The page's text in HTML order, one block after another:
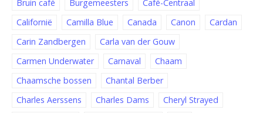
Bruin café
Burgemeesters
Café-Centraal
Californië
Camilla Blue Canada Canon
Cardan
Carin Zandbergen
Carla van der Gouw
Carmen Underwater
Carnaval
Chaam
Chaamsche bossen
Chantal Berber
Charles Aerssens
Charles Dams
Cheryl Strayed